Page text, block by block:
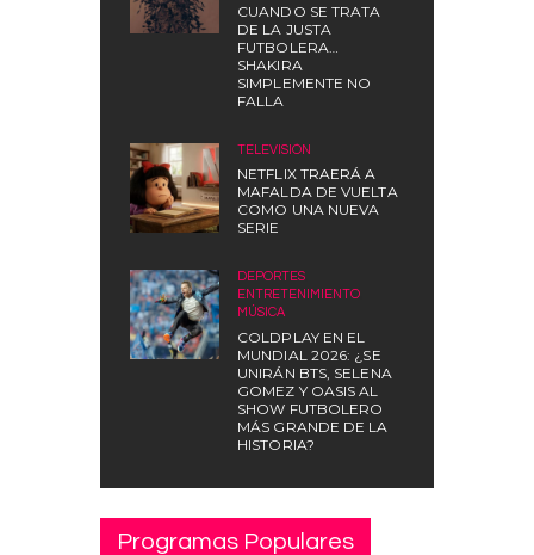
CUANDO SE TRATA
DE LA JUSTA
FUTBOLERA…
SHAKIRA
SIMPLEMENTE NO
FALLA
TELEVISIÓN
NETFLIX TRAERÁ A
MAFALDA DE VUELTA
COMO UNA NUEVA
SERIE
DEPORTES
ENTRETENIMIENTO
MÚSICA
COLDPLAY EN EL
MUNDIAL 2026: ¿SE
UNIRÁN BTS, SELENA
GOMEZ Y OASIS AL
SHOW FUTBOLERO
MÁS GRANDE DE LA
HISTORIA?
Programas Populares